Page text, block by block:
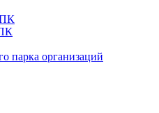
ПК
парка организаций